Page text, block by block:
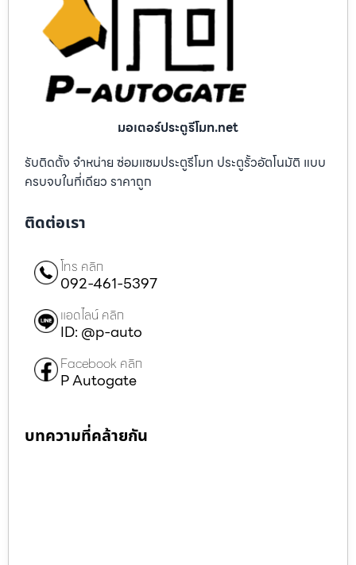
มอเตอร์ประตูรีโมท.net
รับติดตั้ง จำหน่าย ซ่อมแซมประตูรีโมท ประตูรั้วอัตโนมัติ แบบ
ครบจบในที่เดียว ราคาถูก
ติดต่อเรา
โทร คลิก
092-461-5397
แอดไลน์ คลิก
ID: @p-auto
Facebook คลิก
P Autogate
บทความที่คล้ายกัน